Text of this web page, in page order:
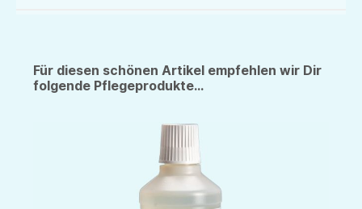
Für diesen schönen Artikel empfehlen wir Dir
folgende Pflegeprodukte...